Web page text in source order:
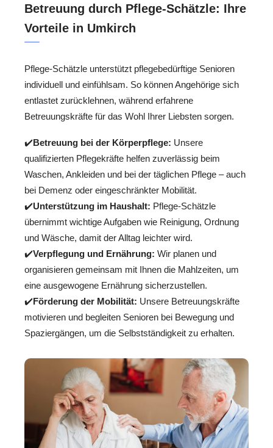
Betreuung durch Pflege-Schätzle: Ihre
Vorteile in Umkirch
Pflege-Schätzle unterstützt pflegebedürftige Senioren
individuell und einfühlsam. So können Angehörige sich
entlastet zurücklehnen, während erfahrene
Betreuungskräfte für das Wohl Ihrer Liebsten sorgen.
✔️Betreuung bei der Körperpflege: Unsere
qualifizierten Pflegekräfte helfen zuverlässig beim
Waschen, Ankleiden und bei der täglichen Pflege – auch
bei Demenz oder eingeschränkter Mobilität.
✔️Unterstützung im Haushalt: Pflege-Schätzle
übernimmt wichtige Aufgaben wie Reinigung, Ordnung
und Wäsche, damit der Alltag leichter wird.
✔️Verpflegung und Ernährung: Wir planen und
organisieren gemeinsam mit Ihnen die Mahlzeiten, um
eine ausgewogene Ernährung sicherzustellen.
✔️Förderung der Mobilität: Unsere Betreuungskräfte
motivieren und begleiten Senioren bei Bewegung und
Spaziergängen, um die Selbstständigkeit zu erhalten.